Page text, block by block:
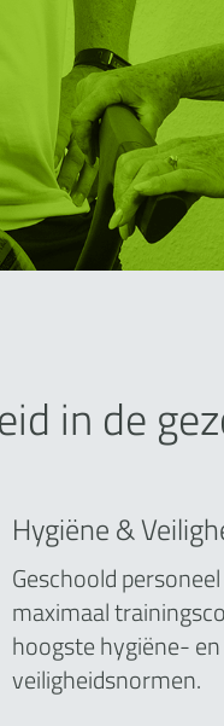
in de
Hygiëne &
Geschoold
maximaal
hoogste hygiëne- en
veiligheidsnormen.